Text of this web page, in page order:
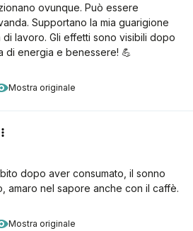
Mostra originale
ovunque. Può essere
Supportano la mia guarigione
lavoro. Gli effetti sono visibili dopo
di energia e benessere! 💪
Mostra originale
dopo aver consumato, il sonno
amaro nel sapore anche con il caffè.